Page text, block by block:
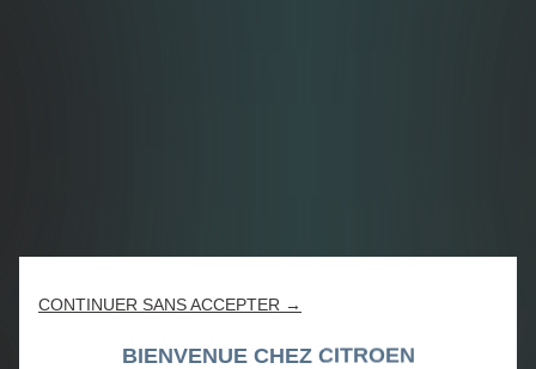
CONTINUER SANS ACCEPTER →
BIENVENUE CHEZ CITROEN